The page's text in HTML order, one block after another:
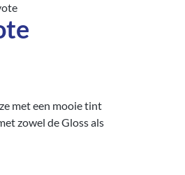
met een mooie tint
zowel de Gloss als